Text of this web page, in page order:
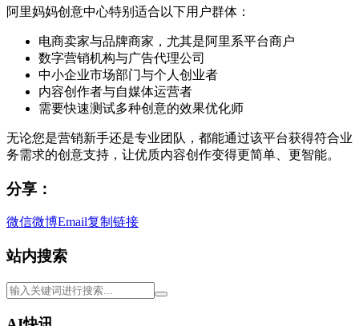
阿里妈妈创意中心特别适合以下用户群体：
电商卖家与品牌商家，尤其是阿里系平台商户
数字营销机构与广告代理公司
中小企业市场部门与个人创业者
内容创作者与自媒体运营者
需要快速测试多种创意的效果优化师
无论您是营销新手还是专业团队，都能通过该平台获得符合业
务需求的创意支持，让优质内容创作变得更简单、更智能。
分享：
微信微博Email复制链接
站内搜索